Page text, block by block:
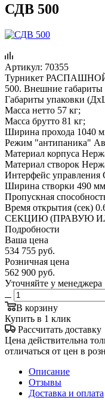
СДВ 500
Артикул: 70355
Турникет
500. Внешние
Габариты упаковки
Масса нетто 57 кг;
Масса брутто 81 кг;
Ширина прохода 1040
Режим "антипаника"
Материал корпуса
Материал створок
Интерфейс управления
Ширина створки 490
Пропускная
Время открытия (сек)
СЕКЦИЮ (ПРАВУЮ
Подробности
Ваша цена
534 755 руб.
Розничная цена
562 900 руб.
Уточняйте у менеджера
В корзину
Купить в 1 клик
Рассчитать доставку
Цена действительна
отличаться от цен в
Описание
Отзывы
Доставка и оплата